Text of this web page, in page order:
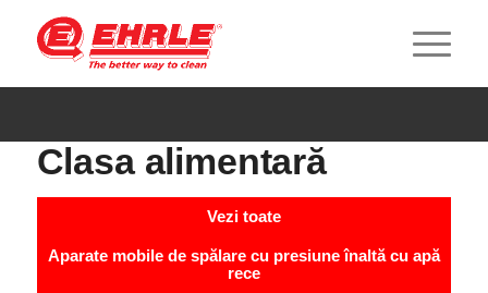
Clasa alimentară
Vezi toate
Aparate mobile de spălare cu presiune înaltă cu apă
rece